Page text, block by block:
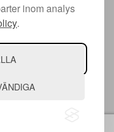
inom analys
.
2026